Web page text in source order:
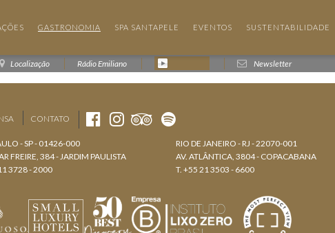
GASTRONOMIA SPA SANTAPELE EVENTOS SUSTENTABILIDADE
Localização Rádio Emiliano Newsletter
CONTATO
- SP - 01426-000
FREIRE, 384 - JARDIM PAULISTA
3728 - 2000
RIO DE JANEIRO - RJ - 22070-001
AV. ATLÂNTICA, 3804 - COPACABANA
T. +55 21 3503 - 6600